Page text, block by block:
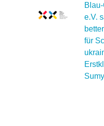
e.V.
für